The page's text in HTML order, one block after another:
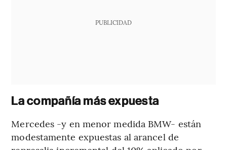
PUBLICIDAD
La compañía más expuesta
Mercedes -y en menor medida BMW- están
modestamente expuestas al arancel de